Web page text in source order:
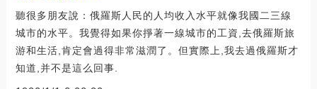
聽很多朋友說：俄羅斯人民的人均收入水平就像我國二三線
城市的水平。我覺得如果你掙著一線城市的工資,去俄羅斯旅
游和生活,肯定會過得非常滋潤了。但實際上,我去過俄羅斯才
知道,并不是這么回事.